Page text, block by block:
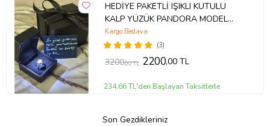
HEDİYE PAKETLİ IŞIKLI KUTULU
KALP YÜZÜK PANDORA MODEL
YÜZÜK
(3)
Kargo Bedava
3200,00 TL 2200,00 TL
234,66 TL'den Başlayan Taksitlerle
Son Gezdikleriniz